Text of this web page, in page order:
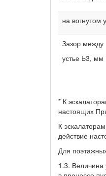
на вогнутом
Зазор между
устье Ь3, мм
* К
настоящих
К
действие
Для
1.3. Величина